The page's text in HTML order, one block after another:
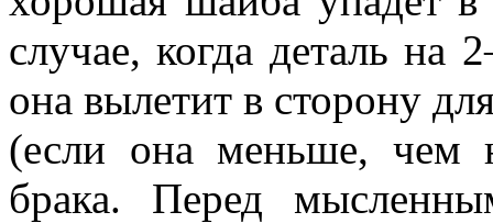
случае, когда деталь
она вылетит в сторону
(если она меньше, чем
брака. Перед